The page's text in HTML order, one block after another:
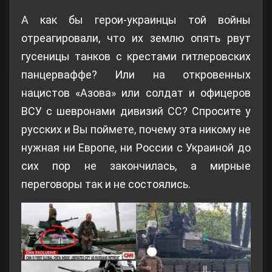
А как бы герои-украинцы той войны
отреагировали, что их землю опять рвут
гусеницы танков с крестами гитлеровских
панцерваффе? Или на откровенных
нацистов «Азова» или солдат и офицеров
ВСУ с шевронами дивизий СС? Спросите у
русских и Вы поймете, почему эта никому не
нужная ни Европе, ни России с Украиной до
сих пор не закончилась, а мирные
переговоры так и не состоялись.